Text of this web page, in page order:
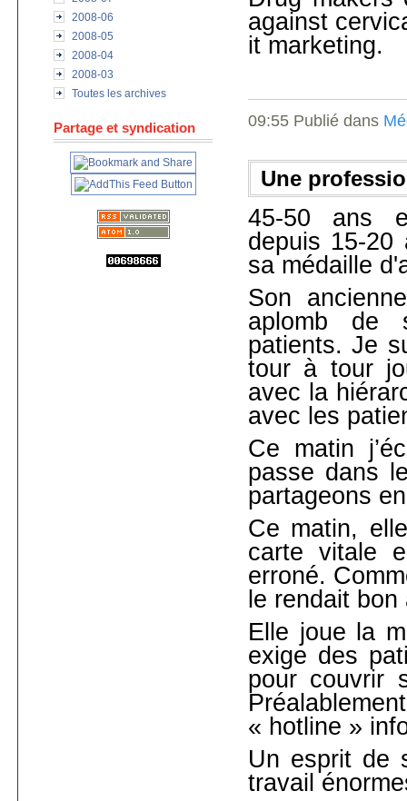
2008-06
2008-05
2008-04
2008-03
Toutes les archives
Partage et syndication
against
it marketing.
09:55 Publié dans
Une
45-50 ans
depuis 15-20
sa médaille
Son
aplomb de
patients. Je
tour à tour
avec la
avec les
Ce matin
passe dans
partageons
Ce matin,
carte vitale
erroné.
le rendait
Elle joue la
exige des
pour couvrir
« hotline »
Un esprit de
travail